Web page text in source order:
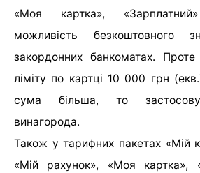
«Моя картка»,
можливість безкоштовного
закордонних банкоматах.
ліміту по картці 10 000 грн
сума більша, то
винагорода.
Також у тарифних пакетах «Мій
«Мій рахунок», «Моя картка»,